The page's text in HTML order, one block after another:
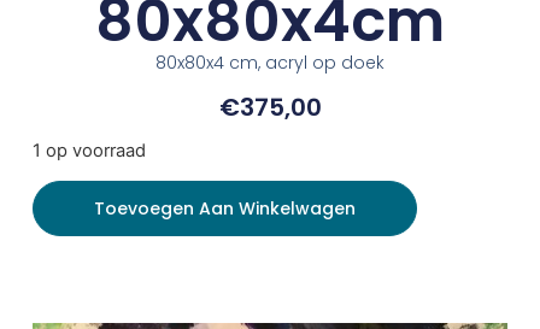
80x80x4cm
80x80x4 cm, acryl op doek
€375,00
1 op voorraad
Toevoegen Aan Winkelwagen